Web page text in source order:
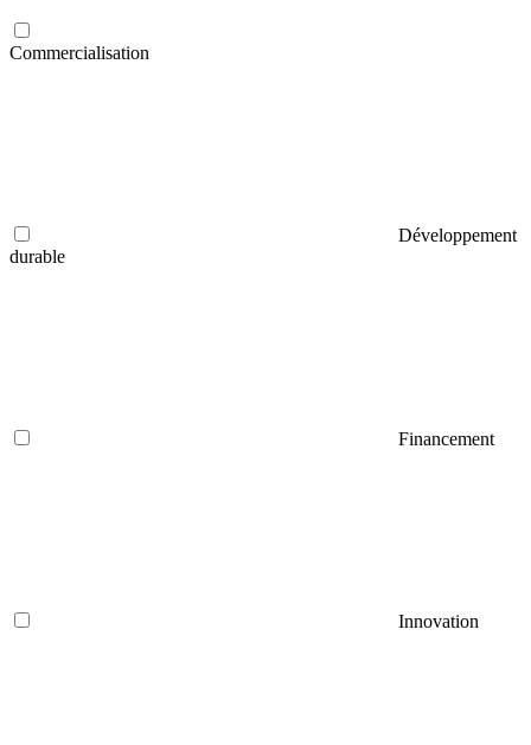
Commercialisation
Développement
durable
Financement
Innovation